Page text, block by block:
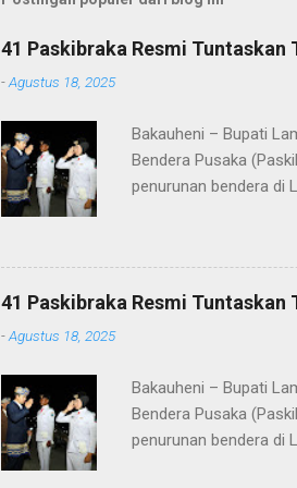
41 Paskibraka Resmi Tuntaskan
-Agustus 18, 2025
Bakauheni – Bupati
Bendera Pusaka
penurunan bendera di
ke-80 Kemerdekaan
tugasnya. Mereka
ditunjukkan sepanjang
terima kasih kepada
Gunung Krakatau. Atas
41 Paskibraka Resmi Tuntaskan
-Agustus 18, 2025
Bakauheni – Bupati
Bendera Pusaka
penurunan bendera di